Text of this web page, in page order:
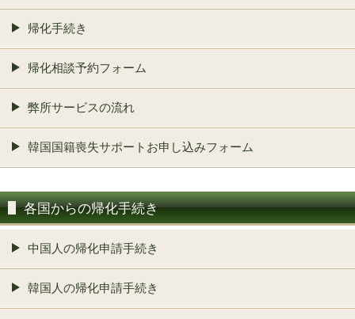
帰化手続き
帰化相談予約フォーム
弊所サービスの流れ
韓国国籍喪失サポートお申し込みフォーム
各国からの帰化手続き
中国人の帰化申請手続き
韓国人の帰化申請手続き